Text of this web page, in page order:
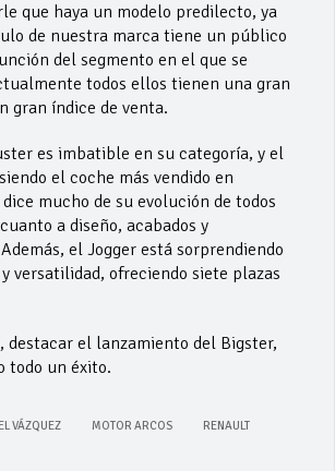
que haya un modelo predilecto, ya
de nuestra marca tiene un público
del segmento en el que se
todos ellos tienen una gran
gran índice de venta.
es imbatible en su categoría, y el
el coche más vendido en
mucho de su evolución de todos
a diseño, acabados y
el Jogger está sorprendiendo
versatilidad, ofreciendo siete plazas
destacar el lanzamiento del Bigster,
todo un éxito.
VÁZQUEZ MOTOR ARCOS RENAULT